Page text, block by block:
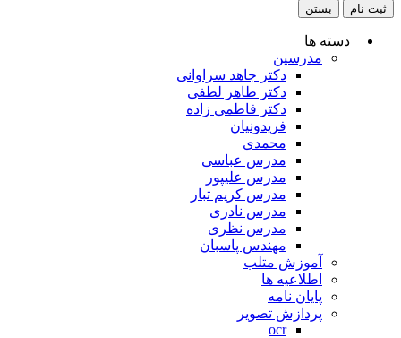
ثبت نام بستن
دسته ها
مدرسین
دکتر جاهد سراوانی
دکتر طاهر لطفی
دکتر فاطمی زاده
فریدونیان
محمدی
مدرس عباسی
مدرس علیپور
مدرس کریم تبار
مدرس نادری
مدرس نظری
مهندس پاسبان
آموزش متلب
اطلاعیه ها
پایان نامه
پردازش تصویر
ocr